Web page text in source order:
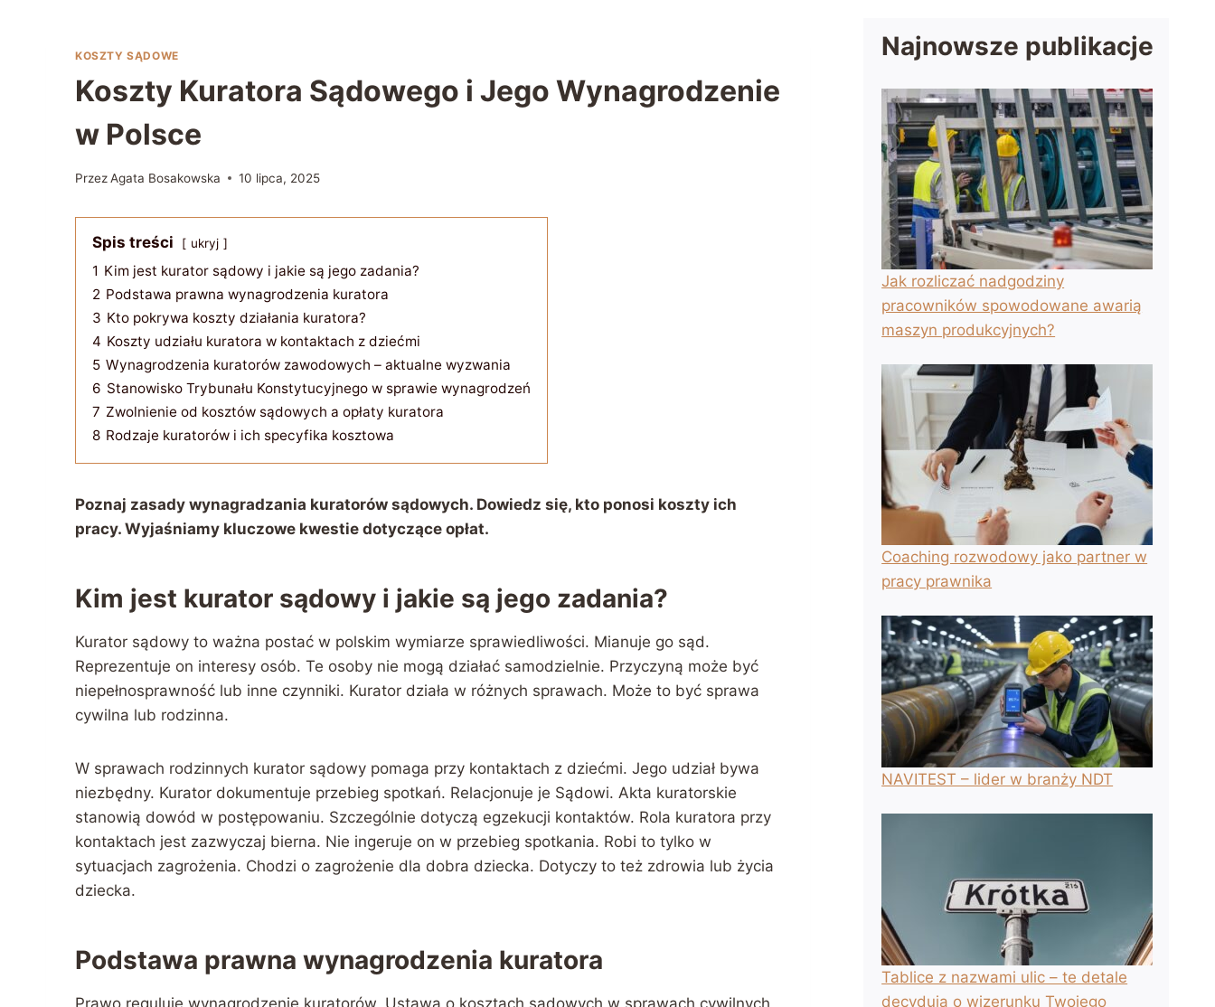
KOSZTY SĄDOWE
Koszty Kuratora Sądowego i Jego Wynagrodzenie
w Polsce
PrzezAgata Bosakowska 10 lipca, 2025
Spis treści ukryj
1 Kim jest kurator sądowy i jakie są jego zadania?
2 Podstawa prawna wynagrodzenia kuratora
3 Kto pokrywa koszty działania kuratora?
4 Koszty udziału kuratora w kontaktach z dziećmi
5 Wynagrodzenia kuratorów zawodowych – aktualne wyzwania
6 Stanowisko Trybunału Konstytucyjnego w sprawie wynagrodzeń
7 Zwolnienie od kosztów sądowych a opłaty kuratora
8 Rodzaje kuratorów i ich specyfika kosztowa
Poznaj zasady wynagradzania kuratorów sądowych. Dowiedz się, kto ponosi koszty ich
pracy. Wyjaśniamy kluczowe kwestie dotyczące opłat.
Kim jest kurator sądowy i jakie są jego zadania?
Kurator sądowy to ważna postać w polskim wymiarze sprawiedliwości. Mianuje go sąd.
Reprezentuje on interesy osób. Te osoby nie mogą działać samodzielnie. Przyczyną może być
niepełnosprawność lub inne czynniki. Kurator działa w różnych sprawach. Może to być sprawa
cywilna lub rodzinna.
W sprawach rodzinnych kurator sądowy pomaga przy kontaktach z dziećmi. Jego udział bywa
niezbędny. Kurator dokumentuje przebieg spotkań. Relacjonuje je Sądowi. Akta kuratorskie
stanowią dowód w postępowaniu. Szczególnie dotyczą egzekucji kontaktów. Rola kuratora przy
kontaktach jest zazwyczaj bierna. Nie ingeruje on w przebieg spotkania. Robi to tylko w
sytuacjach zagrożenia. Chodzi o zagrożenie dla dobra dziecka. Dotyczy to też zdrowia lub życia
dziecka.
Podstawa prawna wynagrodzenia kuratora
Prawo reguluje wynagrodzenie kuratorów. Ustawa o kosztach sądowych w sprawach cywilnych
Najnowsze publikacje
Jak rozliczać nadgodziny
pracowników spowodowane awarią
maszyn produkcyjnych?
Coaching rozwodowy jako partner w
pracy prawnika
NAVITEST – lider w branży NDT
Tablice z nazwami ulic – te detale
decydują o wizerunku Twojego